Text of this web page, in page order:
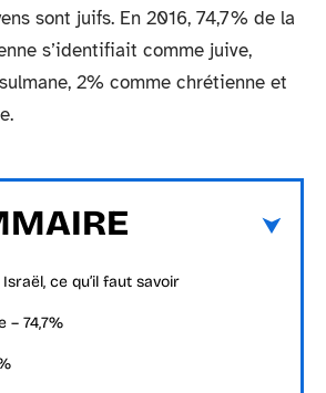
sont juifs. En 2016, 74,7% de la
s’identifiait comme juive,
2% comme chrétienne et
ce qu’il faut savoir
– 74,7%